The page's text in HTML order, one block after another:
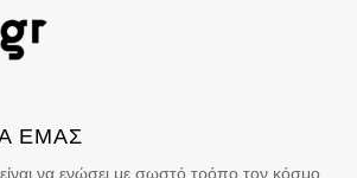
ΕΜΑΣ
να ενώσει με σωστό τρόπο τον κόσμο